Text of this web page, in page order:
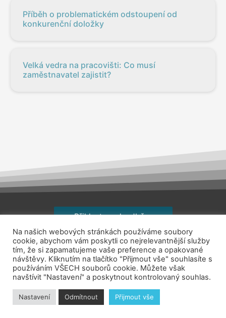
Příběh o problematickém odstoupení od
konkurenční doložky
Velká vedra na pracovišti: Co musí
zaměstnavatel zajistit?
Přihlaste se k odběru
Copyright © 2026jsemhrdoprace.cz
Obchodní podmínky
Ochrana osobních údajů Kontakt
Na našich webových stránkách používáme soubory
cookie, abychom vám poskytli co nejrelevantnější služby
tím, že si zapamatujeme vaše preference a opakované
návštěvy. Kliknutím na tlačítko "Přijmout vše" souhlasíte s
používáním VŠECH souborů cookie. Můžete však
navštívit "Nastavení" a poskytnout kontrolovaný souhlas.
Nastavení Odmítnout Přijmout vše